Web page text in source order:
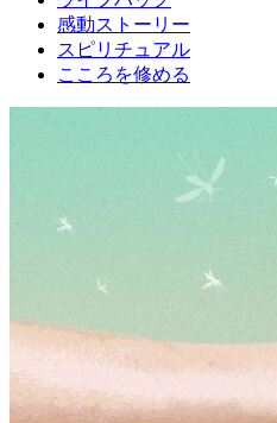
感動ストーリー
スピリチュアル
こころを修める